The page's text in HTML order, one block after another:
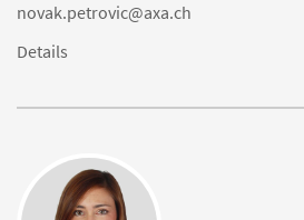
novak.petrovic@axa.ch
Details